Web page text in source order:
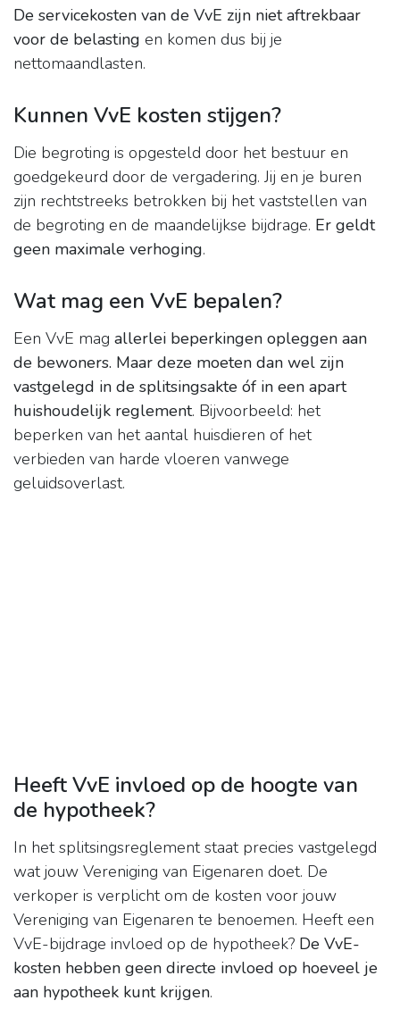
De servicekosten van de VvE zijn niet aftrekbaar
voor de belasting en komen dus bij je
nettomaandlasten.
Kunnen VvE kosten stijgen?
Die begroting is opgesteld door het bestuur en
goedgekeurd door de vergadering. Jij en je buren
zijn rechtstreeks betrokken bij het vaststellen van
de begroting en de maandelijkse bijdrage. Er geldt
geen maximale verhoging.
Wat mag een VvE bepalen?
Een VvE mag allerlei beperkingen opleggen aan
de bewoners. Maar deze moeten dan wel zijn
vastgelegd in de splitsingsakte óf in een apart
huishoudelijk reglement. Bijvoorbeeld: het
beperken van het aantal huisdieren of het
verbieden van harde vloeren vanwege
geluidsoverlast.
Heeft VvE invloed op de hoogte van
de hypotheek?
In het splitsingsreglement staat precies vastgelegd
wat jouw Vereniging van Eigenaren doet. De
verkoper is verplicht om de kosten voor jouw
Vereniging van Eigenaren te benoemen. Heeft een
VvE-bijdrage invloed op de hypotheek? De VvE-
kosten hebben geen directe invloed op hoeveel je
aan hypotheek kunt krijgen.